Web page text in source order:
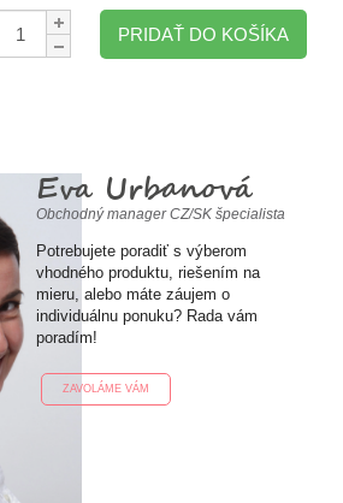
Množstvo:
PRIDAŤ DO KOŠÍKA
Eva Urbanová
Obchodný manager CZ/SK špecialista
Potrebujete poradiť s výberom
vhodného produktu, riešením na
mieru, alebo máte záujem o
individuálnu ponuku? Rada vám
poradím!
ZAVOLÁME VÁM